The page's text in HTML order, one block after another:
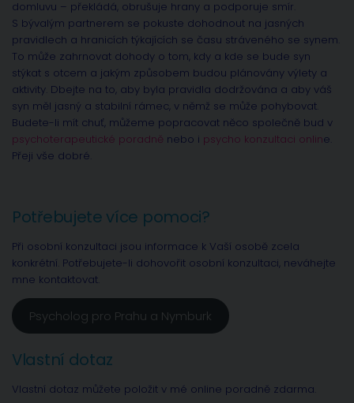
domluvu – překládá, obrušuje hrany a podporuje smír.
S bývalým partnerem se pokuste dohodnout na jasných
pravidlech a hranicích týkajících se času stráveného se synem.
To může zahrnovat dohody o tom, kdy a kde se bude syn
stýkat s otcem a jakým způsobem budou plánovány výlety a
aktivity. Dbejte na to, aby byla pravidla dodržována a aby váš
syn měl jasný a stabilní rámec, v němž se může pohybovat.
Budete-li mít chuť, můžeme popracovat něco společně bud v
psychoterapeutické poradně nebo i psycho konzultaci online.
Přeji vše dobré.
Potřebujete více pomoci?
Při osobní konzultaci jsou informace k Vaší osobě zcela
konkrétní. Potřebujete-li dohovořit osobní konzultaci, neváhejte
mne kontaktovat.
Psycholog pro Prahu a Nymburk
Vlastní dotaz
Vlastní dotaz můžete položit v mé online poradně zdarma.